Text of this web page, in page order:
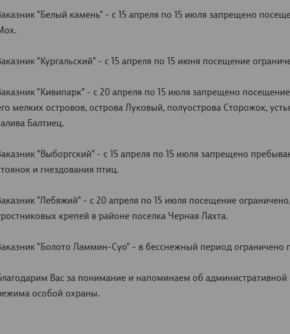
"Белый камень" - с 15 апреля по 15 июля запрещено
"Кургальский" - с 15 апреля по 15 июня посещение
"Кивипарк" - с 20 апреля по 15 июля запрещено
мелких островов, острова Луковый, полуострова Сторожок,
Балтиец.
"Выборгский" - с 15 апреля по 15 июля запрещено
и гнездования птиц.
"Лебяжий" - с 20 апреля по 15 июля посещение
крепей в районе поселка Черная Лахта.
"Болото Ламмин-Суо" - в бесснежный период ограничено
Вас за понимание и напоминаем об административной
особой охраны.